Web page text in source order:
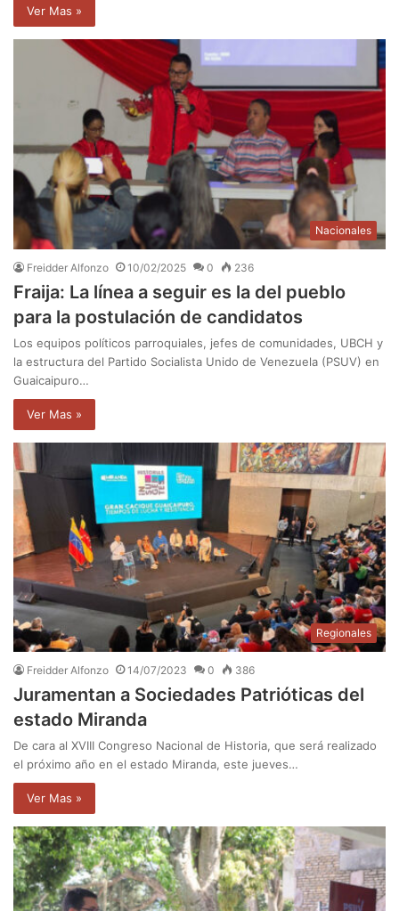
Ver Mas »
Nacionales
Freidder Alfonzo 10/02/2025 0 236
Fraija: La línea a seguir es la del pueblo
para la postulación de candidatos
Los equipos políticos parroquiales, jefes de comunidades, UBCH y
la estructura del Partido Socialista Unido de Venezuela (PSUV) en
Guaicaipuro…
Ver Mas »
Regionales
Freidder Alfonzo 14/07/2023 0 386
Juramentan a Sociedades Patrióticas del
estado Miranda
De cara al XVIII Congreso Nacional de Historia, que será realizado
el próximo año en el estado Miranda, este jueves…
Ver Mas »